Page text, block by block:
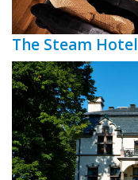
The Steam Hotel